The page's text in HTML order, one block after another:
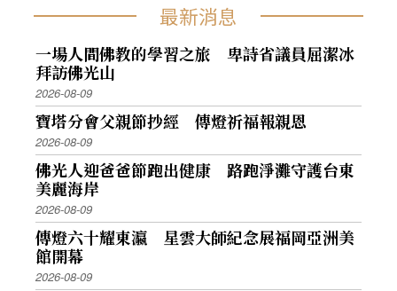
最新消息
一場人間佛教的學習之旅 卑詩省議員屈潔冰
拜訪佛光山
2026-08-09
寶塔分會父親節抄經 傳燈祈福報親恩
2026-08-09
佛光人迎爸爸節跑出健康 路跑淨灘守護台東
美麗海岸
2026-08-09
傳燈六十耀東瀛 星雲大師紀念展福岡亞洲美
館開幕
2026-08-09